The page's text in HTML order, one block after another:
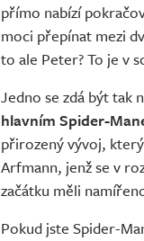
přímo nabízí
moci přepínat mezi
to ale Peter? To je v
Jedno se zdá být tak
hlavním Spider-
přirozený vývoj,
Arfmann, jenž se v
začátku měli
Pokud jste Spider-